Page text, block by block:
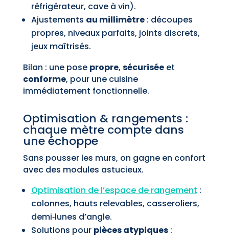
réfrigérateur, cave à vin).
Ajustements au millimètre: découpes
propres, niveaux parfaits, joints discrets,
jeux maîtrisés.
Bilan : une pose propre, sécuriséeet
conforme, pour une cuisine
immédiatement fonctionnelle.
Optimisation & rangements :
chaque mètre compte dans
une échoppe
Sans pousser les murs, on gagne en confort
avec des modules astucieux.
Optimisation de l’espace de rangement :
colonnes, hauts relevables, casseroliers,
demi‑lunes d’angle.
Solutions pour pièces atypiques: